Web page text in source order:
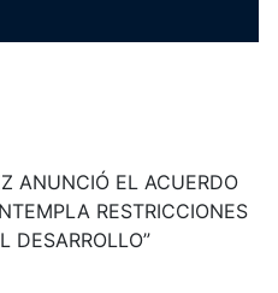
ANUNCIÓ EL ACUERDO
RESTRICCIONES
DESARROLLO”